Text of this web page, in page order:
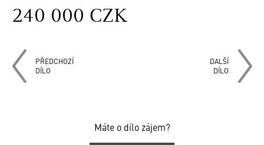
240 000 CZK
PŘEDCHOZÍ
DÍLO
DALŠÍ
DÍLO
Máte o dílo zájem?